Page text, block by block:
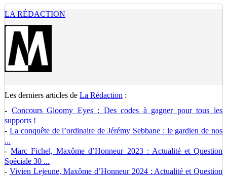
LA RÉDACTION
Les derniers articles de La Rédaction :
- Concours Gloomy Eyes : Des codes à gagner pour tous les
supports !
- La conquête de l’ordinaire de Jérémy Sebbane : le gardien de nos
...
-Marc Fichel, Maxôme d’Honneur 2023 : Actualité et Question
Spéciale 30 ...
- Vivien Lejeune, Maxôme d’Honneur 2024 : Actualité et Question